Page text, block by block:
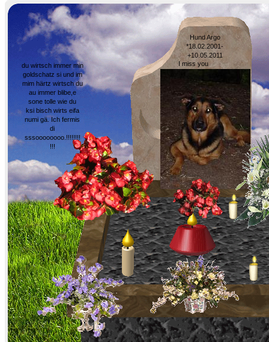
Hund Argo
*18.02.2001-
+10.05.2011
I miss you
du wirtsch immer min
goldschatz si und im
mim härtz wirtsch du
au immer blibe,e
sone tolle wie du
ksi bisch wirts eifa
numi gä. Ich fermis
di
sssoooooooo.!!!!!!!!
!!!